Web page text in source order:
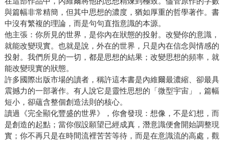
與篇幅非常精簡，但其中思想的濃度，猶如厚重的哲學著作。書
中沒有繁複的理論，而是句句直指意識的本源。
他主張：你所見的世界，是你內在狀態的投射。改變你的意識，
就能改變現實。也就是說，外在的世界，只是內在信念與情感的
投射。我們所見的一切，都是思想的結果；改變思想的頻率，就
能改變現實的狀態。
許多國際出版市場的讀者，稱許這本書是內維爾最濃縮、卻最具
震撼力的一部著作。有人說它是靈性思想的「微型宇宙」，篇幅
短小，卻蘊含整個創造法則的核心。
讀過《完全顯化豐盛的世界》，你會發現：想像，不是幻想，而
是創造的起點；當你假設願望已經成真，潛意識便會開始調整現
實；你不再只是在時間流裡苦苦等待，而是在意識流的高處，觀